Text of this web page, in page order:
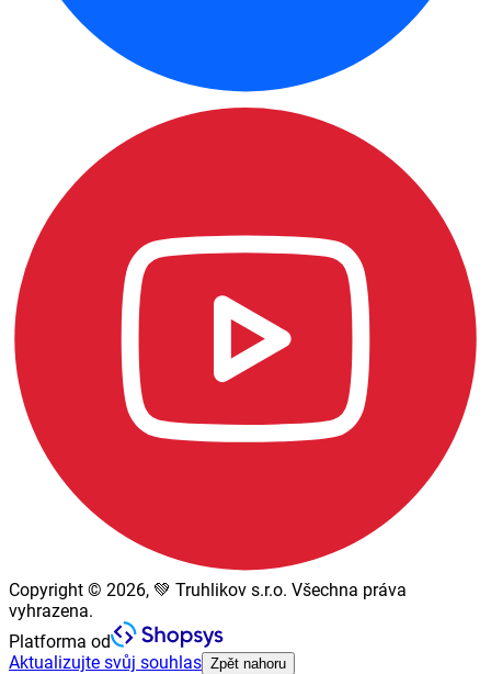
Copyright © 2026, 💚 Truhlikov s.r.o. Všechna práva
vyhrazena.
Platforma od
Aktualizujte svůj souhlas Zpět nahoru